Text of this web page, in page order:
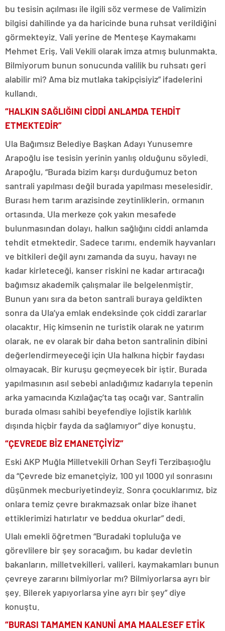
bu tesisin açılması ile ilgili söz vermese de Valimizin
bilgisi dahilinde ya da haricinde buna ruhsat verildiğini
görmekteyiz. Vali yerine de Menteşe Kaymakamı
Mehmet Eriş, Vali Vekili olarak imza atmış bulunmakta.
Bilmiyorum bunun sonucunda valilik bu ruhsatı geri
alabilir mi? Ama biz mutlaka takipçisiyiz” ifadelerini
kullandı.
“HALKIN SAĞLIĞINI CİDDİ ANLAMDA TEHDİT
ETMEKTEDİR”
Ula Bağımsız Belediye Başkan Adayı Yunusemre
Arapoğlu ise tesisin yerinin yanlış olduğunu söyledi.
Arapoğlu, “Burada bizim karşı durduğumuz beton
santrali yapılması değil burada yapılması meselesidir.
Burası hem tarım arazisinde zeytinliklerin, ormanın
ortasında. Ula merkeze çok yakın mesafede
bulunmasından dolayı, halkın sağlığını ciddi anlamda
tehdit etmektedir. Sadece tarımı, endemik hayvanları
ve bitkileri değil aynı zamanda da suyu, havayı ne
kadar kirleteceği, kanser riskini ne kadar artıracağı
bağımsız akademik çalışmalar ile belgelenmiştir.
Bunun yanı sıra da beton santrali buraya geldikten
sonra da Ula’ya emlak endeksinde çok ciddi zararlar
olacaktır. Hiç kimsenin ne turistik olarak ne yatırım
olarak, ne ev olarak bir daha beton santralinin dibini
değerlendirmeyeceği için Ula halkına hiçbir faydası
olmayacak. Bir kuruşu geçmeyecek bir iştir. Burada
yapılmasının asıl sebebi anladığımız kadarıyla tepenin
arka yamacında Kızılağaç’ta taş ocağı var. Santralin
burada olması sahibi beyefendiye lojistik karlılık
dışında hiçbir fayda da sağlamıyor” diye konuştu.
“ÇEVREDE BİZ EMANETÇİYİZ”
Eski AKP Muğla Milletvekili Orhan Seyfi Terzibaşıoğlu
da “Çevrede biz emanetçiyiz, 100 yıl 1000 yıl sonrasını
düşünmek mecburiyetindeyiz. Sonra çocuklarımız, biz
onlara temiz çevre bırakmazsak onlar bize ihanet
ettiklerimizi hatırlatır ve beddua okurlar” dedi.
Ulalı emekli öğretmen “Buradaki topluluğa ve
görevlilere bir şey soracağım, bu kadar devletin
bakanların, milletvekilleri, valileri, kaymakamları bunun
çevreye zararını bilmiyorlar mı? Bilmiyorlarsa ayrı bir
şey. Bilerek yapıyorlarsa yine ayrı bir şey” diye
konuştu.
“BURASI TAMAMEN KANUNİ AMA MAALESEF ETİK